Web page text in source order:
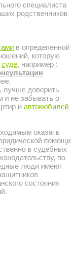
специалиста
родственников
в определенной
которую
суде, например :
доверить
и не забывать о
и автомобилей
оказать
помощи
в судебных
по
люди имеют
состояния